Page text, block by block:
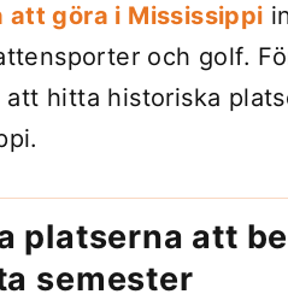
att göra i Mississippi
och golf.
att hitta historiska
platserna att
semester